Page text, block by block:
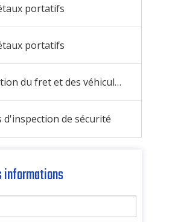
portatifs
portatifs
Système d'inspection du fret et des véhicules
de sécurité
informations